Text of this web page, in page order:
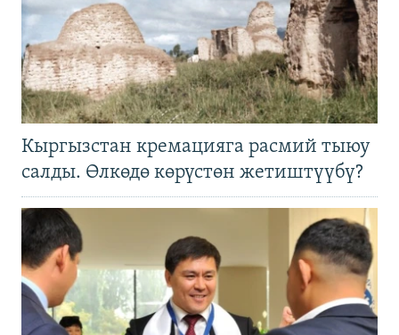
Кыргызстан кремацияга расмий тыюу
салды. Өлкөдө көрүстөн жетиштүүбү?